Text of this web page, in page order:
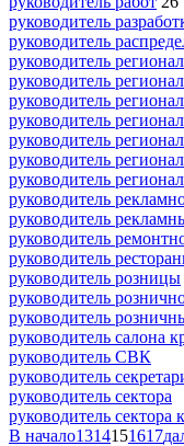
руководитель
руководитель
руководитель
руководитель
руководитель
руководитель
руководитель
руководитель
руководитель
руководитель
руководитель
руководитель
руководитель
руководитель розницы
руководитель
руководитель
руководитель салона
руководитель СВК
руководитель
руководитель сектора
руководитель сектора
В начало1314151617